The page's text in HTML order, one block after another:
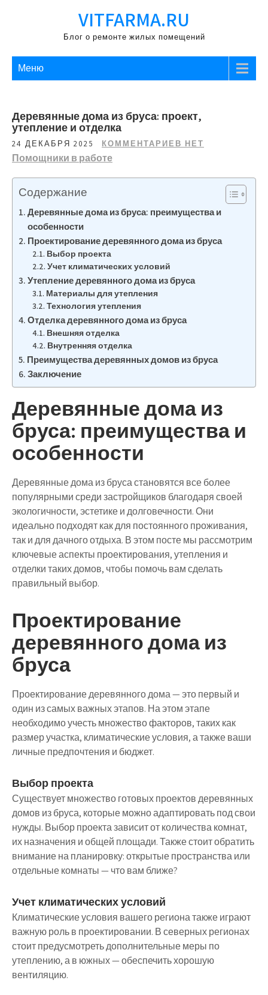
VITFARMA.RU
Блог о ремонте жилых помещений
Меню
Деревянные дома из бруса: проект,
утепление и отделка
24 ДЕКАБРЯ 2025 КОММЕНТАРИЕВ НЕТ
Помощники в работе
Содержание
Деревянные дома из бруса: преимущества и
особенности
Проектирование деревянного дома из бруса
Выбор проекта
Учет климатических условий
Утепление деревянного дома из бруса
Материалы для утепления
Технология утепления
Отделка деревянного дома из бруса
Внешняя отделка
Внутренняя отделка
Преимущества деревянных домов из бруса
Заключение
Деревянные дома из
бруса: преимущества и
особенности
Деревянные дома из бруса становятся все более
популярными среди застройщиков благодаря своей
экологичности, эстетике и долговечности. Они
идеально подходят как для постоянного проживания,
так и для дачного отдыха. В этом посте мы рассмотрим
ключевые аспекты проектирования, утепления и
отделки таких домов, чтобы помочь вам сделать
правильный выбор.
Проектирование
деревянного дома из
бруса
Проектирование деревянного дома — это первый и
один из самых важных этапов. На этом этапе
необходимо учесть множество факторов, таких как
размер участка, климатические условия, а также ваши
личные предпочтения и бюджет.
Выбор проекта
Существует множество готовых проектов деревянных
домов из бруса, которые можно адаптировать под свои
нужды. Выбор проекта зависит от количества комнат,
их назначения и общей площади. Также стоит обратить
внимание на планировку: открытые пространства или
отдельные комнаты — что вам ближе?
Учет климатических условий
Климатические условия вашего региона также играют
важную роль в проектировании. В северных регионах
стоит предусмотреть дополнительные меры по
утеплению, а в южных — обеспечить хорошую
вентиляцию.